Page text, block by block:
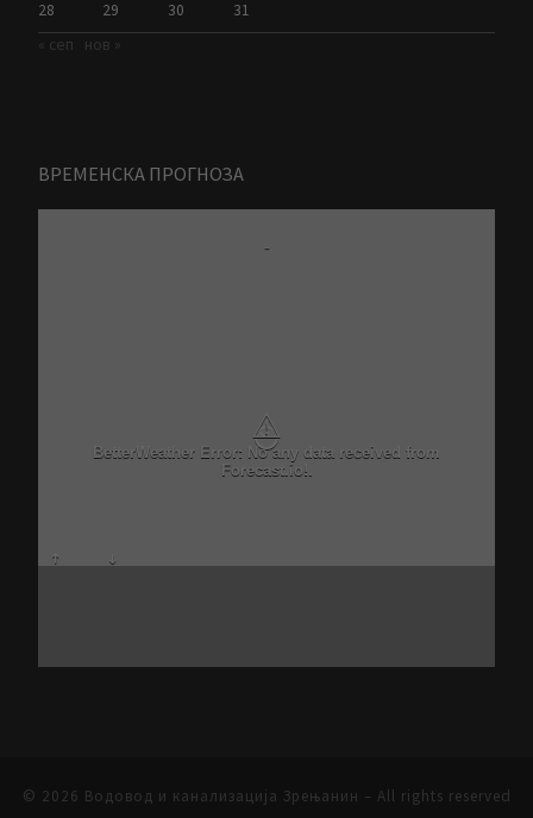
28 29 30
31
« сеп
нов »
ВРЕМЕНСКА ПРОГНОЗА
-
⚠
BetterWeather Error: No any data received from
Forecast.io!.
© 2026 Водовод и канализација Зрењанин – All rights reserved